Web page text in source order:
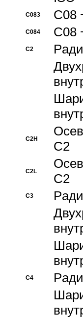
C083 C08
C084 C08
C2
C2H
C2
C2L
C2
C3
C4